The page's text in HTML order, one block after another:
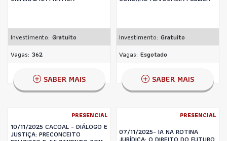
Investimento: Gratuito
Vagas: 362
SABER MAIS
Investimento: Gratuito
Vagas: Esgotado
SABER MAIS
PRESENCIAL
10/11/2025 CACOAL - DIÁLOGO E
JUSTIÇA: PRECONCEITO
PRESENCIAL
07/11/2025- IA NA ROTINA